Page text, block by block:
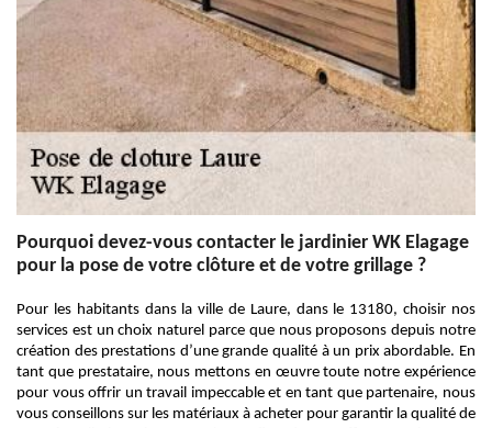
Pourquoi devez-vous contacter le jardinier WK Elagage
pour la pose de votre clôture et de votre grillage ?
Pour les habitants dans la ville de Laure, dans le 13180, choisir nos
services est un choix naturel parce que nous proposons depuis notre
création des prestations d’une grande qualité à un prix abordable. En
tant que prestataire, nous mettons en œuvre toute notre expérience
pour vous offrir un travail impeccable et en tant que partenaire, nous
vous conseillons sur les matériaux à acheter pour garantir la qualité de